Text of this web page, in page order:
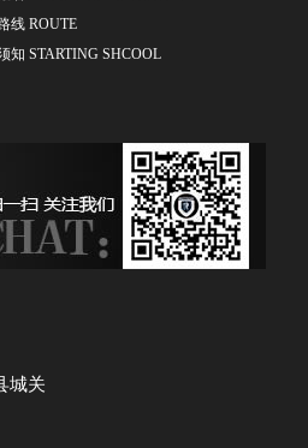
线 ROUTE
知 STARTING SHCOOL
城关